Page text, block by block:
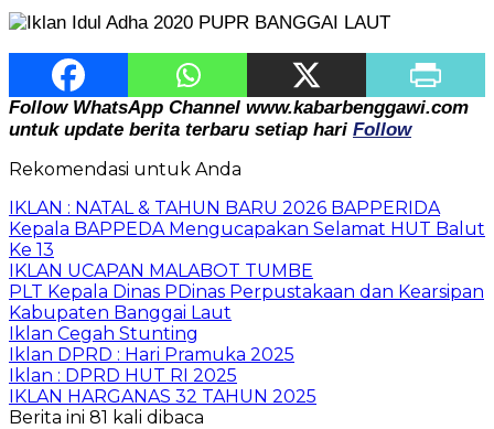
Follow WhatsApp Channel www.kabarbenggawi.com
untuk update berita terbaru setiap hari Follow
Rekomendasi untuk Anda
IKLAN : NATAL & TAHUN BARU 2026 BAPPERIDA
Kepala BAPPEDA Mengucapakan Selamat HUT Balut
Ke 13
IKLAN UCAPAN MALABOT TUMBE
PLT Kepala Dinas PDinas Perpustakaan dan Kearsipan
Kabupaten Banggai Laut
Iklan Cegah Stunting
Iklan DPRD : Hari Pramuka 2025
Iklan : DPRD HUT RI 2025
IKLAN HARGANAS 32 TAHUN 2025
Berita ini 81 kali dibaca